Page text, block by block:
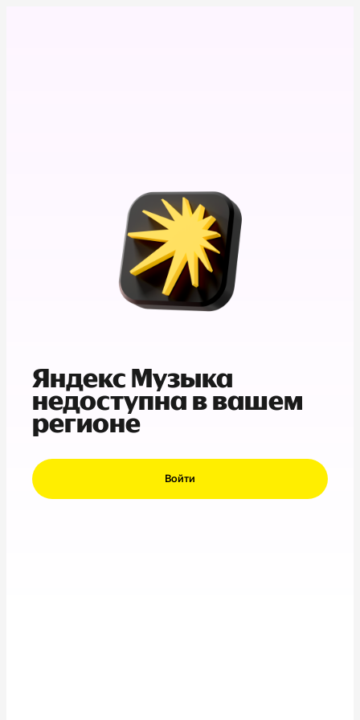
Яндекс Музыка
недоступна в вашем
регионе
Войти